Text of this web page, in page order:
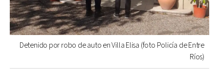
Detenido por robo de auto en Villa Elisa (foto Policía de Entre
Ríos)